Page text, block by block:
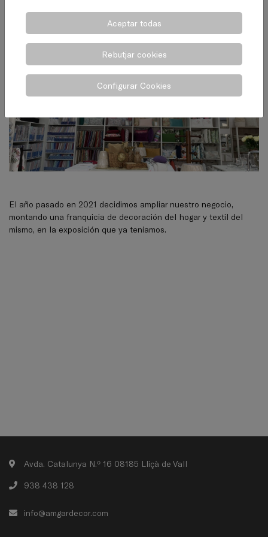
El año pasado en 2021 decidimos ampliar nuestro negocio,
montando una franquicia de decoración del hogar y textil del
mismo, en la exposición que ya teníamos.
Avda. Catalunya N.º 16 08185 Lliçà de Vall
938 438 128
info@amgardecor.com
Aceptar todas
Rebutjar cookies
Configurar Cookies